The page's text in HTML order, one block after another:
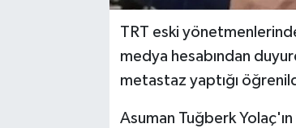
TRT eski
medya hesabından
metastaz yaptığı
Asuman Tuğberk